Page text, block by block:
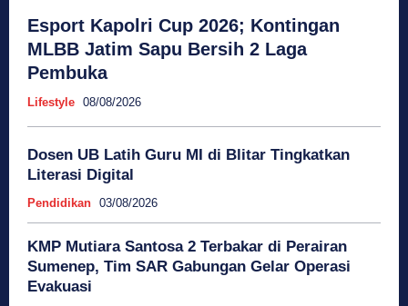
Esport Kapolri Cup 2026; Kontingan
MLBB Jatim Sapu Bersih 2 Laga
Pembuka
Lifestyle 08/08/2026
Dosen UB Latih Guru MI di Blitar Tingkatkan
Literasi Digital
Pendidikan 03/08/2026
KMP Mutiara Santosa 2 Terbakar di Perairan
Sumenep, Tim SAR Gabungan Gelar Operasi
Evakuasi